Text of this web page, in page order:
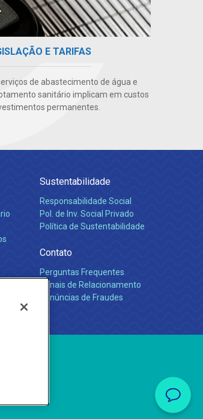
E TARIFAS
de abastecimento de água e
sanitário implicam em custos
permanentes.
Sustentabilidade
Responsabilidade Social
Pol. de Inv. Social Privado
Política de Sustentabilidade
Contato
Perguntas Frequentes
Canais de Relacionamento
Denúncias de Fraudes